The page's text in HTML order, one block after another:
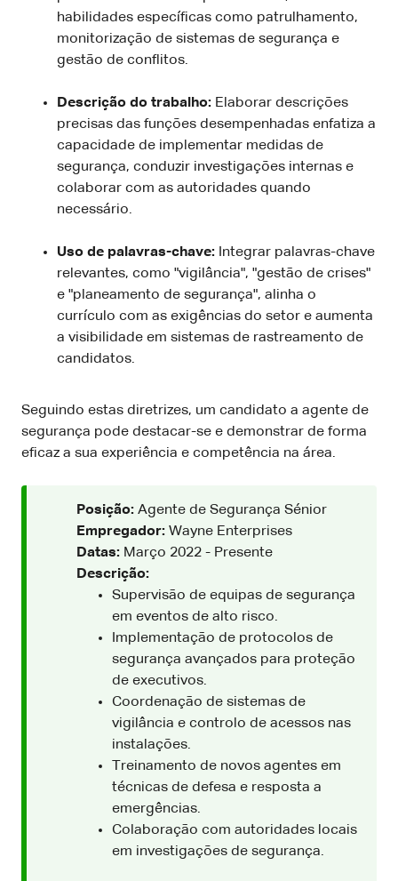
habilidades específicas como patrulhamento,
monitorização de sistemas de segurança e
gestão de conflitos.
Descrição do trabalho: Elaborar descrições
precisas das funções desempenhadas enfatiza a
capacidade de implementar medidas de
segurança, conduzir investigações internas e
colaborar com as autoridades quando
necessário.
Uso de palavras-chave: Integrar palavras-chave
relevantes, como "vigilância", "gestão de crises"
e "planeamento de segurança", alinha o
currículo com as exigências do setor e aumenta
a visibilidade em sistemas de rastreamento de
candidatos.
Seguindo estas diretrizes, um candidato a agente de
segurança pode destacar-se e demonstrar de forma
eficaz a sua experiência e competência na área.
Posição: Agente de Segurança Sénior
Empregador: Wayne Enterprises
Datas: Março 2022 - Presente
Descrição:
Supervisão de equipas de segurança
em eventos de alto risco.
Implementação de protocolos de
segurança avançados para proteção
de executivos.
Coordenação de sistemas de
vigilância e controlo de acessos nas
instalações.
Treinamento de novos agentes em
técnicas de defesa e resposta a
emergências.
Colaboração com autoridades locais
em investigações de segurança.